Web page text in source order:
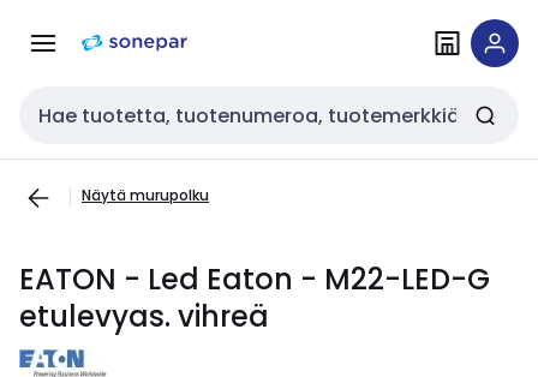
navigointiinsisältöön
Haku
Näytä murupolku
EATON - Led Eaton - M22-LED-G
etulevyas. vihreä